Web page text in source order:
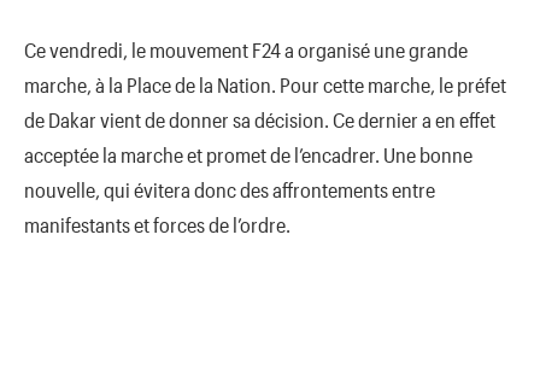
Ce vendredi, le mouvement F24 a organisé une grande
marche, à la Place de la Nation. Pour cette marche, le préfet
de Dakar vient de donner sa décision. Ce dernier a en effet
acceptée la marche et promet de l’encadrer. Une bonne
nouvelle, qui évitera donc des affrontements entre
manifestants et forces de l’ordre.